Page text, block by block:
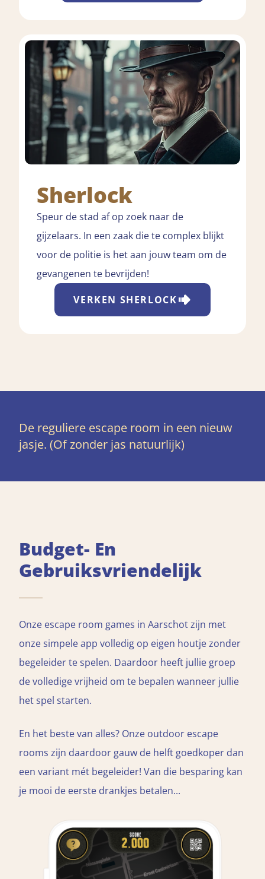
Sherlock
Speur de stad af op zoek naar de
gijzelaars. In een zaak die te complex blijkt
voor de politie is het aan jouw team om de
gevangenen te bevrijden!
VERKEN SHERLOCK
De reguliere escape room in een nieuw
jasje. (Of zonder jas natuurlijk)
Budget- En
Gebruiksvriendelijk
Onze escape room games in Aarschot zijn met
onze simpele app volledig op eigen houtje zonder
begeleider te spelen. Daardoor heeft jullie groep
de volledige vrijheid om te bepalen wanneer jullie
het spel starten.
En het beste van alles? Onze outdoor escape
rooms zijn daardoor gauw de helft goedkoper dan
een variant mét begeleider! Van die besparing kan
je mooi de eerste drankjes betalen...